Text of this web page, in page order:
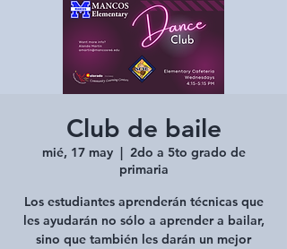
Club de baile
mié, 17 may
  |
2do a 5to grado de
primaria
Los estudiantes aprenderán técnicas que
les ayudarán no sólo a aprender a bailar,
sino que también les darán un mejor